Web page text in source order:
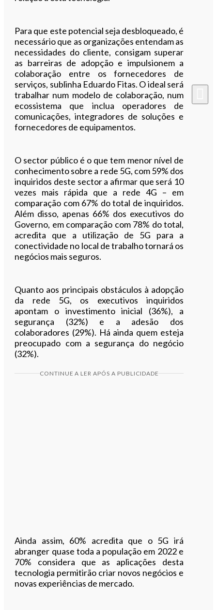
Para que este potencial seja desbloqueado, é
necessário que as organizações entendam as
necessidades do cliente, consigam superar
as barreiras de adopção e impulsionem a
colaboração entre os fornecedores de
serviços, sublinha Eduardo Fitas. O ideal será
trabalhar num modelo de colaboração, num
ecossistema que inclua operadores de
comunicações, integradores de soluções e
fornecedores de equipamentos.
O sector público é o que tem menor nível de
conhecimento sobre a rede 5G, com 59% dos
inquiridos deste sector a afirmar que será 10
vezes mais rápida que a rede 4G – em
comparação com 67% do total de inquiridos.
Além disso, apenas 66% dos executivos do
Governo, em comparação com 78% do total,
acredita que a utilização de 5G para a
conectividade no local de trabalho tornará os
negócios mais seguros.
Quanto aos principais obstáculos à adopção
da rede 5G, os executivos inquiridos
apontam o investimento inicial (36%), a
segurança (32%) e a adesão dos
colaboradores (29%). Há ainda quem esteja
preocupado com a segurança do negócio
(32%).
CONTINUE A LER APÓS A PUBLICIDADE
Ainda assim, 60% acredita que o 5G irá
abranger quase toda a população em 2022 e
70% considera que as aplicações desta
tecnologia permitirão criar novos negócios e
novas experiências de mercado.